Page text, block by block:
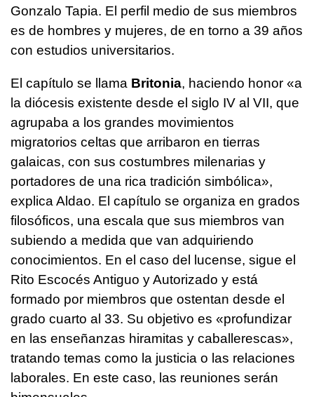
Gonzalo Tapia. El perfil medio de sus miembros
es de hombres y mujeres, de en torno a 39 años
con estudios universitarios.
El capítulo se llama Britonia, haciendo honor «a
la diócesis existente desde el siglo IV al VII, que
agrupaba a los grandes movimientos
migratorios celtas que arribaron en tierras
galaicas, con sus costumbres milenarias y
portadores de una rica tradición simbólica»,
explica Aldao. El capítulo se organiza en grados
filosóficos, una escala que sus miembros van
subiendo a medida que van adquiriendo
conocimientos. En el caso del lucense, sigue el
Rito Escocés Antiguo y Autorizado y está
formado por miembros que ostentan desde el
grado cuarto al 33. Su objetivo es «profundizar
en las enseñanzas hiramitas y caballerescas»,
tratando temas como la justicia o las relaciones
laborales. En este caso, las reuniones serán